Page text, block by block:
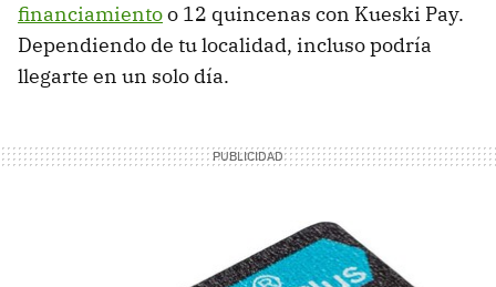
financiamientoo 12 quincenas con Kueski Pay.
Dependiendo de tu localidad, incluso podría
llegarte en un solo día.